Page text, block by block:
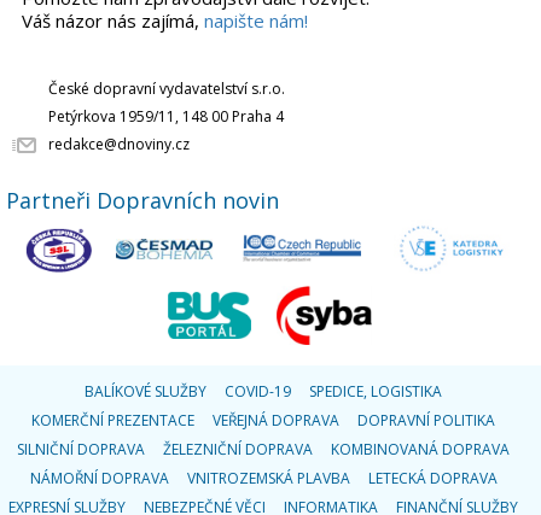
Váš názor nás zajímá, napište nám!
České dopravní vydavatelství s.r.o.
Petýrkova 1959/11, 148 00 Praha 4
redakce@dnoviny.cz
Partneři Dopravních novin
BALÍKOVÉ SLUŽBY COVID-19
SPEDICE, LOGISTIKA
KOMERČNÍ PREZENTACE
VEŘEJNÁ DOPRAVA
DOPRAVNÍ POLITIKA
SILNIČNÍ DOPRAVA
ŽELEZNIČNÍ DOPRAVA
KOMBINOVANÁ DOPRAVA
NÁMOŘNÍ DOPRAVA
VNITROZEMSKÁ PLAVBA
LETECKÁ DOPRAVA
EXPRESNÍ SLUŽBY
NEBEZPEČNÉ VĚCI INFORMATIKA FINANČNÍ SLUŽBY